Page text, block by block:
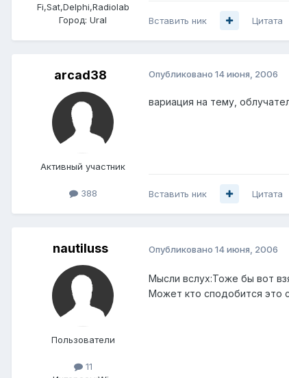
Fi,Sat,Delphi,Radiolab
Город: Ural Вставить ник Цитата
arcad38
Активный участник
388
Опубликовано 14 июня, 2006
вариация на тему,
Вставить ник Цитата
nautiluss
Пользователи
11
Опубликовано 14 июня, 2006
Мысли вслух:Тоже бы вот
Может кто сподобится это